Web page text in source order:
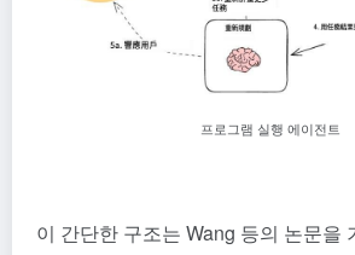
프로그램 실행 에이전트
이 간단한 구조는 Wang 등의 논문을